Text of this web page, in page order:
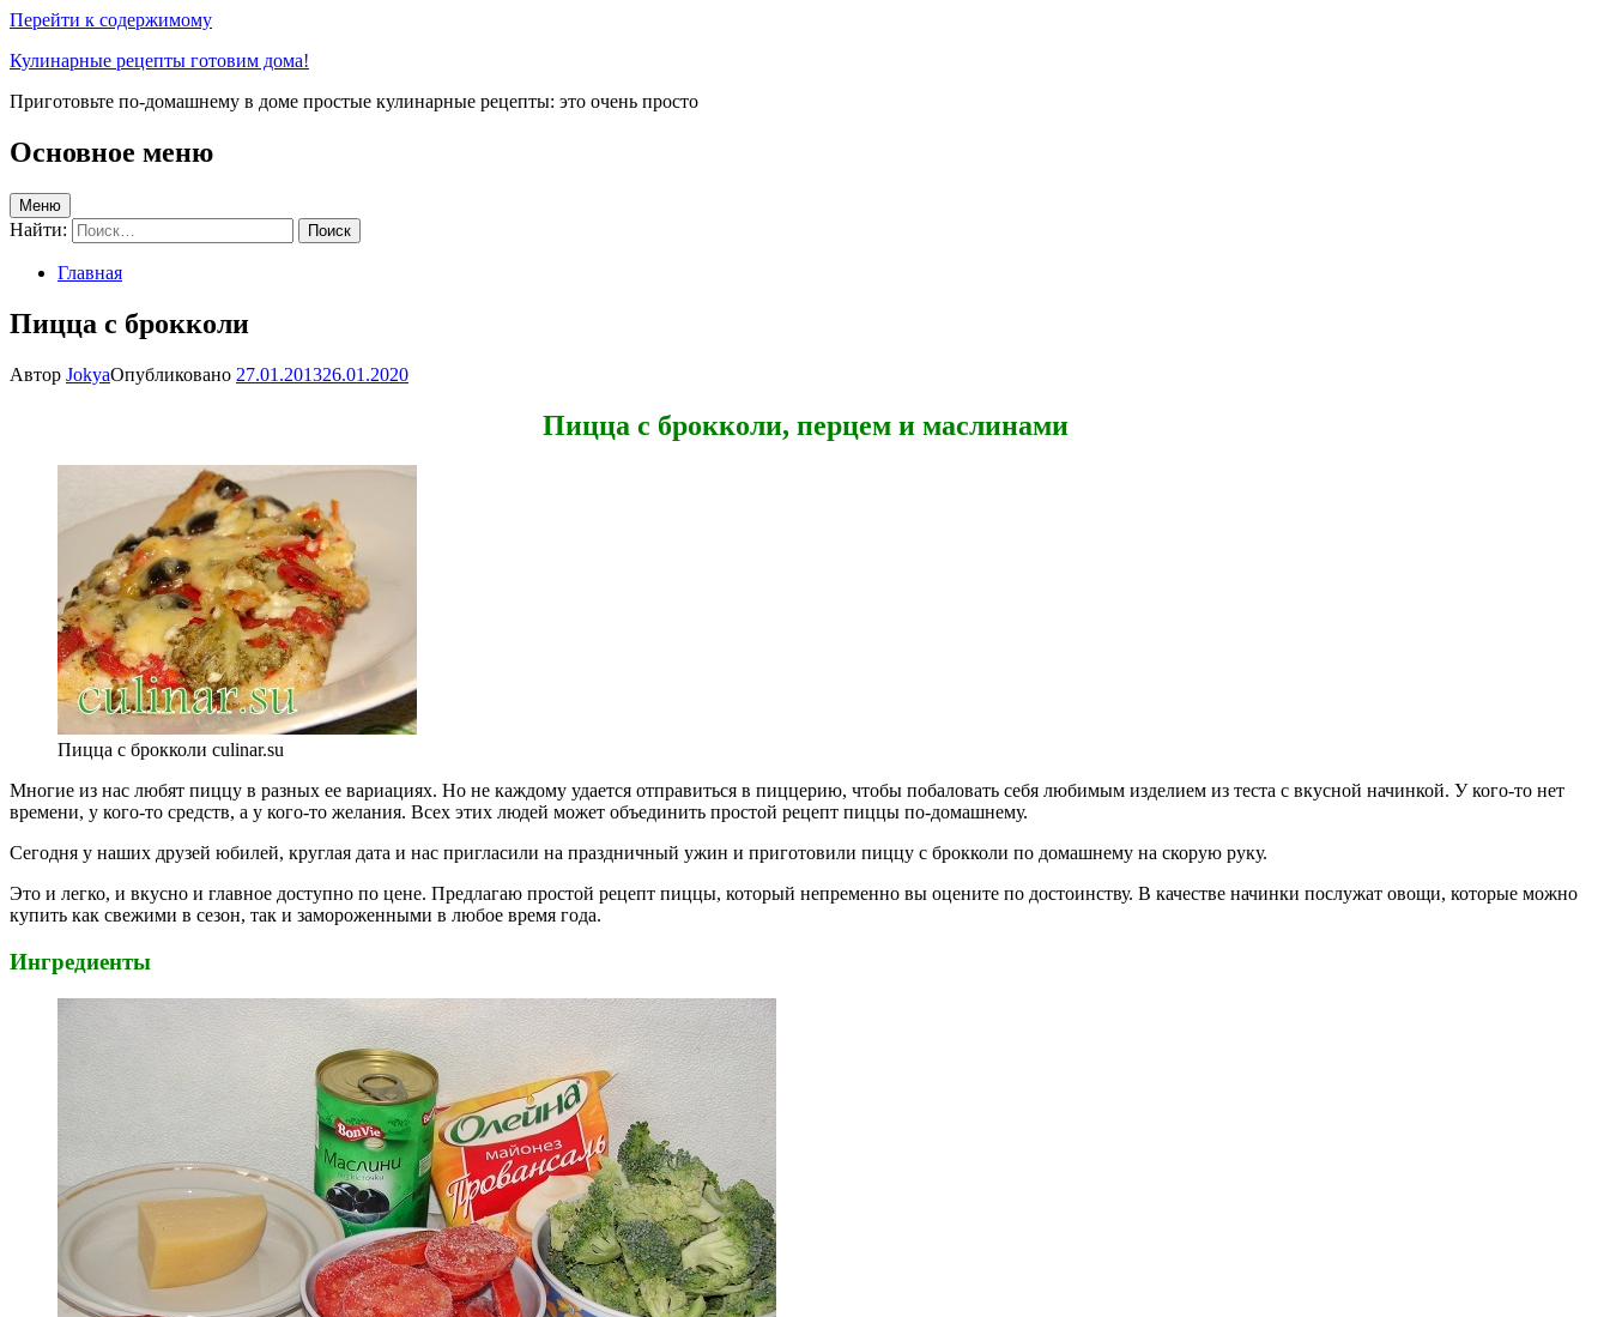
Перейти к содержимому
Кулинарные рецепты готовим дома!
Приготовьте по-домашнему в доме простые кулинарные рецепты: это очень просто
Основное меню
Меню
Найти:
Главная
Пицца с брокколи
Автор JokyaОпубликовано 27.01.201326.01.2020
Пицца с брокколи, перцем и маслинами
Пицца с брокколи culinar.su
Многие из нас любят пиццу в разных ее вариациях. Но не каждому удается отправиться в пиццерию, чтобы побаловать себя любимым изделием из теста с вкусной начинкой. У кого-то нет
времени, у кого-то средств, а у кого-то желания. Всех этих людей может объединить простой рецепт пиццы по-домашнему.
Сегодня у наших друзей юбилей, круглая дата и нас пригласили на праздничный ужин и приготовили пиццу с брокколи по домашнему на скорую руку.
Это и легко, и вкусно и главное доступно по цене. Предлагаю простой рецепт пиццы, который непременно вы оцените по достоинству. В качестве начинки послужат овощи, которые можно
купить как свежими в сезон, так и замороженными в любое время года.
Ингредиенты